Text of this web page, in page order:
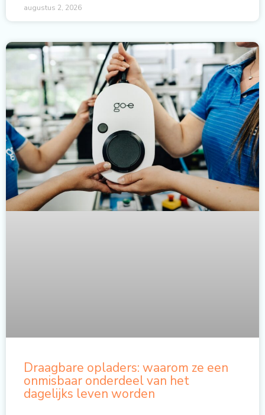
augustus 2, 2026
Draagbare opladers: waarom ze een
onmisbaar onderdeel van het
dagelijks leven worden